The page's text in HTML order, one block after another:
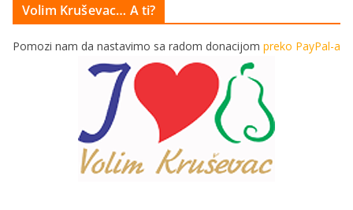
Volim Kruševac… A ti?
Pomozi nam da nastavimo sa radom donacijom preko PayPal-a